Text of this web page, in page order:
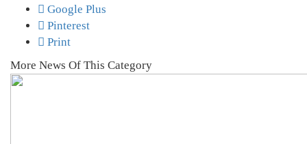
Google Plus
Pinterest
Print
More News Of This Category